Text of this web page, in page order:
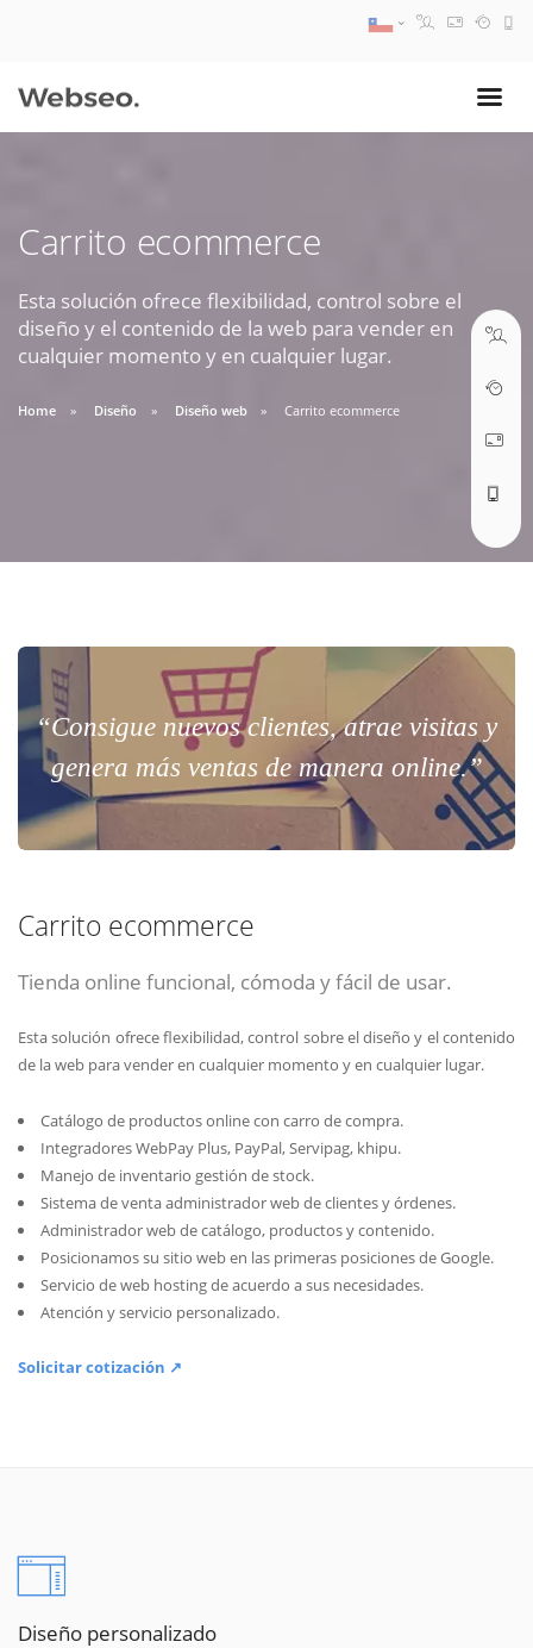
Carrito ecommerce
Esta solución ofrece flexibilidad, control sobre el
diseño y el contenido de la web para vender en
cualquier momento y en cualquier lugar.
Home Diseño Diseño web Carrito ecommerce
“Consigue nuevos clientes, atrae visitas y
genera más ventas de manera online.”
Carrito ecommerce
Tienda online funcional, cómoda y fácil de usar.
Esta solución ofrece flexibilidad, control sobre el diseño y el contenido
de la web para vender en cualquier momento y en cualquier lugar.
Catálogo de productos online con carro de compra.
Integradores WebPay Plus, PayPal, Servipag, khipu.
Manejo de inventario gestión de stock.
Sistema de venta administrador web de clientes y órdenes.
Administrador web de catálogo, productos y contenido.
Posicionamos su sitio web en las primeras posiciones de Google.
Servicio de web hosting de acuerdo a sus necesidades.
Atención y servicio personalizado.
Solicitar cotización ↗
Diseño personalizado
09:30 AM A 18:30 PM
soporte@webseo.cl
ABRIR TICKET